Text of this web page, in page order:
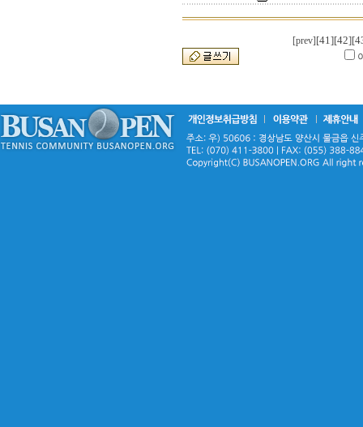
[prev] [41][42]